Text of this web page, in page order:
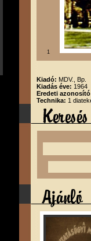
1
Kiadó: MDV., Bp.
Kiadás éve: 1964
Eredeti
Technika: 1